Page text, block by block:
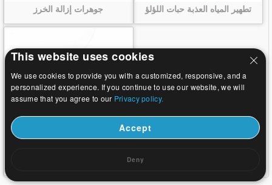
جوهرات إزالة الخرز تطهير المياه العذبة حبات اللؤلؤ
This website uses cookies
We use cookies to provide you with a customized, responsive, and a
personalized experience. If you continue to use our website, we will
assume that you agree to our Privacy policy.
Accept
Deny